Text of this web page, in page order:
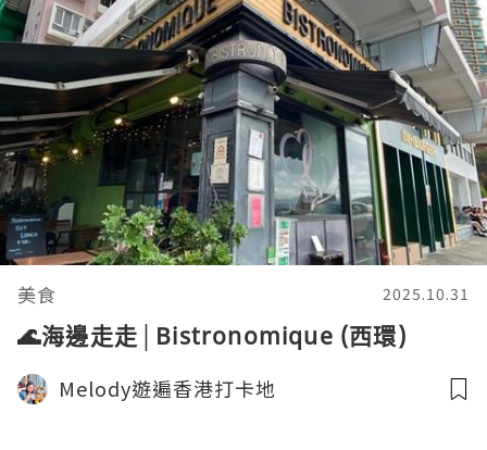
美食 2025.10.31
🌊海邊走走│Bistronomique (西環)
Melody遊遍香港打卡地